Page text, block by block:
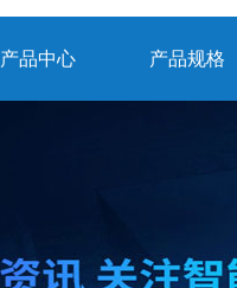
产品中心 产品规格